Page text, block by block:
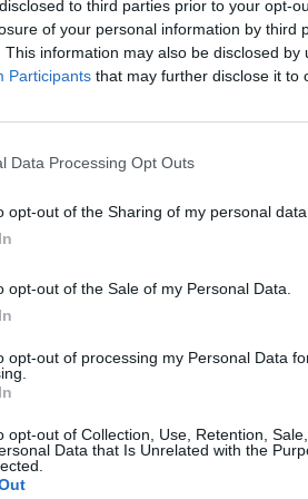
to third parties prior to your opt-
of your personal information by third
This information may also be disclosed
Participants that may further disclose it to
Data Processing Opt Outs
opt-out of the Sharing of my personal data.
opt-out of the Sale of my Personal Data.
opt-out of processing my Personal Data
opt-out of Collection, Use, Retention,
Data that Is Unrelated with the
tájékoztatása szerint a bank
megalapította az OTP
célja a bankkártya-gyártási
portfolio.hu hírarchívumához
tartalmazza:
cikkarchívum